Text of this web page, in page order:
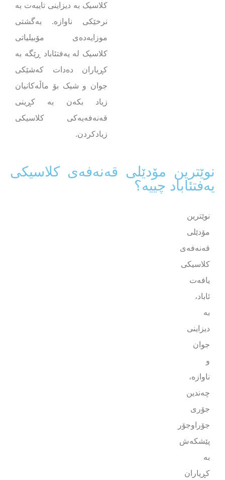
کلاسیک بە دیزاینی تایبەت بە
نرخێکی ناوازە. بەگشتی
موزایەدەی مۆبیلیاتی
کلاسیک لە یەفتئاباد ڕێگە بە
کڕیاران دەدات کەشێکی
جوان و شیک بۆ ماڵەکانیان
زیاد بکەن بە کڕینی
قەنەفەیەکی کلاسیکی
زیادکردن.
نوێترین مۆدێلی قەنەفەی کلاسیکی
یەفتئاباد چییە؟
نوێترین
مۆدێلی
قەنەفەی
کلاسیکی
یافەت
ئاباد،
بە
دیزاینی
جوان
و
ناوازە،
چەندین
جۆری
جۆراوجۆر
پێشکەش
بە
کڕیاران